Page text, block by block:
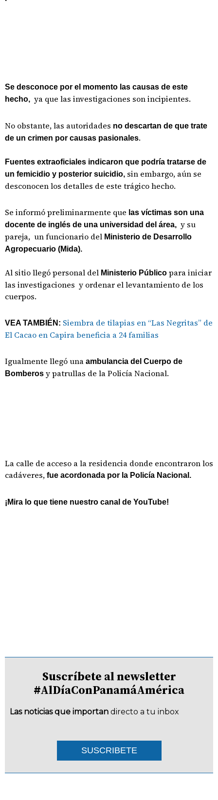
Se desconoce por el momento las causas de este
hecho, ya que las investigaciones son incipientes.
No obstante, las autoridades no descartan de que trate
de un crimen por causas pasionales.
Fuentes extraoficiales indicaron que podría tratarse de
un femicidio y posterior suicidio, sin embargo, aún se
desconocen los detalles de este trágico hecho.
Se informó preliminarmente que las víctimas son una
docente de inglés de una universidad del área, y su
pareja, un funcionario del Ministerio de Desarrollo
Agropecuario (Mida).
Al sitio llegó personal del Ministerio Público para iniciar
las investigaciones y ordenar el levantamiento de los
cuerpos.
VEA TAMBIÉN: Siembra de tilapias en “Las Negritas” de
El Cacao en Capira beneficia a 24 familias
Igualmente llegó una ambulancia del Cuerpo de
Bomberos y patrullas de la Policía Nacional.
La calle de acceso a la residencia donde encontraron los
cadáveres, fue acordonada por la Policía Nacional.
¡Mira lo que tiene nuestro canal de YouTube!
Suscríbete al newsletter
#AlDíaConPanamáAmérica
Las noticias que importan directo a tu inbox
SUSCRIBETE